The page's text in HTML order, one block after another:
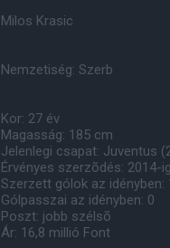
Milos Krasic
Nemzetiség: Szerb
Kor: 27 év
Magasság: 185 cm
Jelenlegi csapat: Juventus
Érvényes szerzõdés: 2014-ig
Szerzett gólok az idényben:
Gólpasszai az idényben: 0
Poszt: jobb szélsõ
Ár: 16,8 millió Font